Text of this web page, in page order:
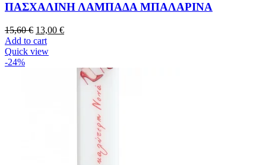
ΠΑΣΧΑΛΙΝΗ ΛΑΜΠΑΔΑ ΜΠΑΛΑΡΙΝΑ
15,60€ 13,00 €
Add to cart
Quick view
-24%